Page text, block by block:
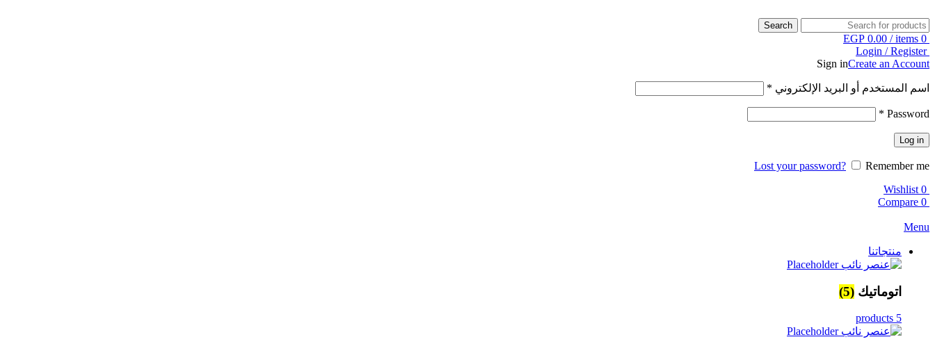
Search
0
items
/
EGP 0.00
Login / Register
Sign inCreate an Account
اسم المستخدم أو البريد الإلكتروني *
Password
*
Log in
Lost your password?
Remember me
0
Wishlist
0
Compare
Menu
منتجاتنا
اتوماتيك (5)
5 products